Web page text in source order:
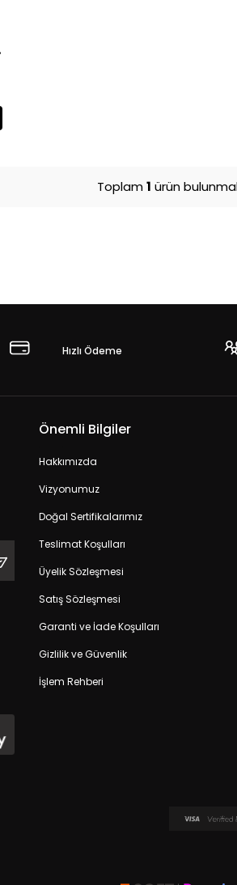
Toplam1 ürün
Hızlı Ödeme
Önemli Bilgiler
Hakkımızda
Vizyonumuz
Doğal Sertifikalarımız
Teslimat Koşulları
Üyelik Sözleşmesi
Satış Sözleşmesi
Garanti ve İade Koşulları
Gizlilik ve Güvenlik
İşlem Rehberi